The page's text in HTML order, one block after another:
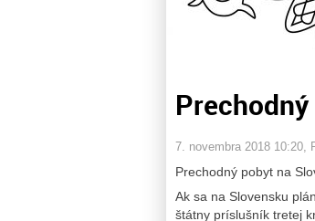
7. novembra 2018 10:20 ,
Prechodný pobyt na
Ak sa na Slovensku
štátny príslušník tretej